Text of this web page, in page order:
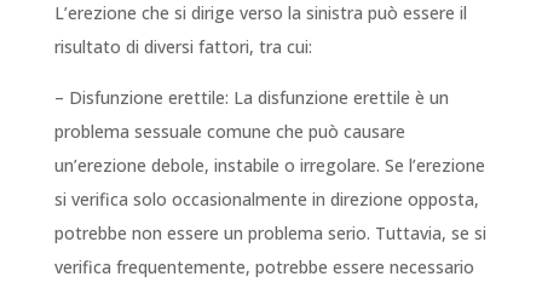
L’erezione che si dirige verso la sinistra può essere il
risultato di diversi fattori, tra cui:
– Disfunzione erettile: La disfunzione erettile è un
problema sessuale comune che può causare
un’erezione debole, instabile o irregolare. Se l’erezione
si verifica solo occasionalmente in direzione opposta,
potrebbe non essere un problema serio. Tuttavia, se si
verifica frequentemente, potrebbe essere necessario